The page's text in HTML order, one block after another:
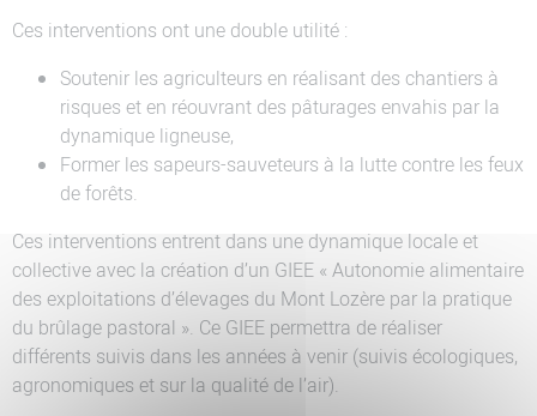
Ces interventions ont une double utilité :
Soutenir les agriculteurs en réalisant des chantiers à
risques et en réouvrant des pâturages envahis par la
dynamique ligneuse,
Former les sapeurs-sauveteurs à la lutte contre les feux
de forêts.
Ces interventions entrent dans une dynamique locale et
collective avec la création d’un GIEE « Autonomie alimentaire
des exploitations d’élevages du Mont Lozère par la pratique
du brûlage pastoral ». Ce GIEE permettra de réaliser
différents suivis dans les années à venir (suivis écologiques,
agronomiques et sur la qualité de l’air).